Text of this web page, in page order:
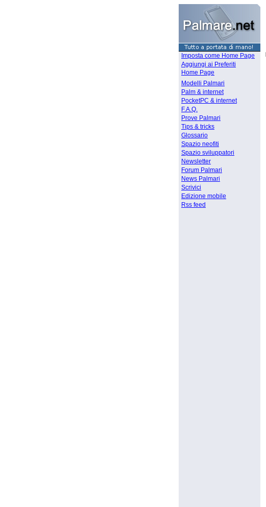
Imposta come Home Page
Aggiungi ai Preferiti
Home Page
Modelli Palmari
Palm & internet
PocketPC & internet
F.A.Q.
Prove Palmari
Tips & tricks
Glossario
Spazio neofiti
Spazio sviluppatori
Newsletter
Forum Palmari
News Palmari
Scrivici
Edizione mobile
Rss feed